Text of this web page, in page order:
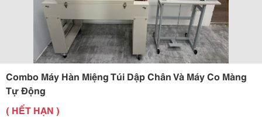
Combo Máy Hàn Miệng Túi Dập Chân Và Máy Co Màng
Tự Động
( HẾT HẠN )